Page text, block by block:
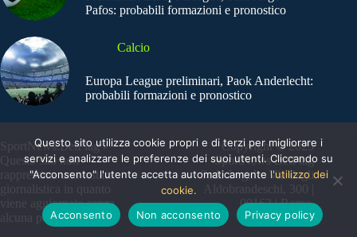
Pafos: probabili formazioni e pronostico
Calcio
Europa League preliminari, Paok Anderlecht:
probabili formazioni e pronostico
SportNews.BetFlag -
Questo sito non
rappresenta una testata
giornalistica in quanto
viene aggiornato senza
alcuna periodicità
Copyright © 2025
SportNews BetFlag
Sede Legale: Via degli
Aldobrandeschi, 300 |
00163 | Roma
Questo sito utilizza cookie propri e di terzi per migliorare i
servizi e analizzare le preferenze dei suoi utenti. Cliccando su
"Acconsento" l'utente accetta automaticamente l'utilizzo dei
cookie.
Acconsento
Non acconsento Privacy policy